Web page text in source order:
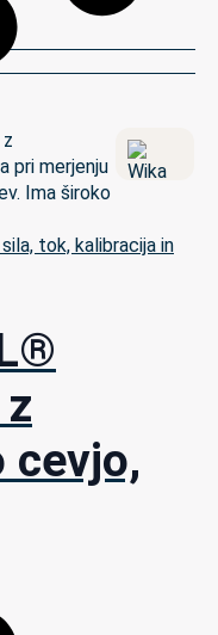
tok, kalibracija in
cevjo,